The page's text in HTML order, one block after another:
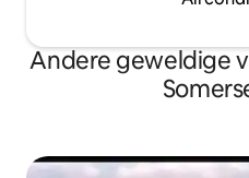
Andere geweldige